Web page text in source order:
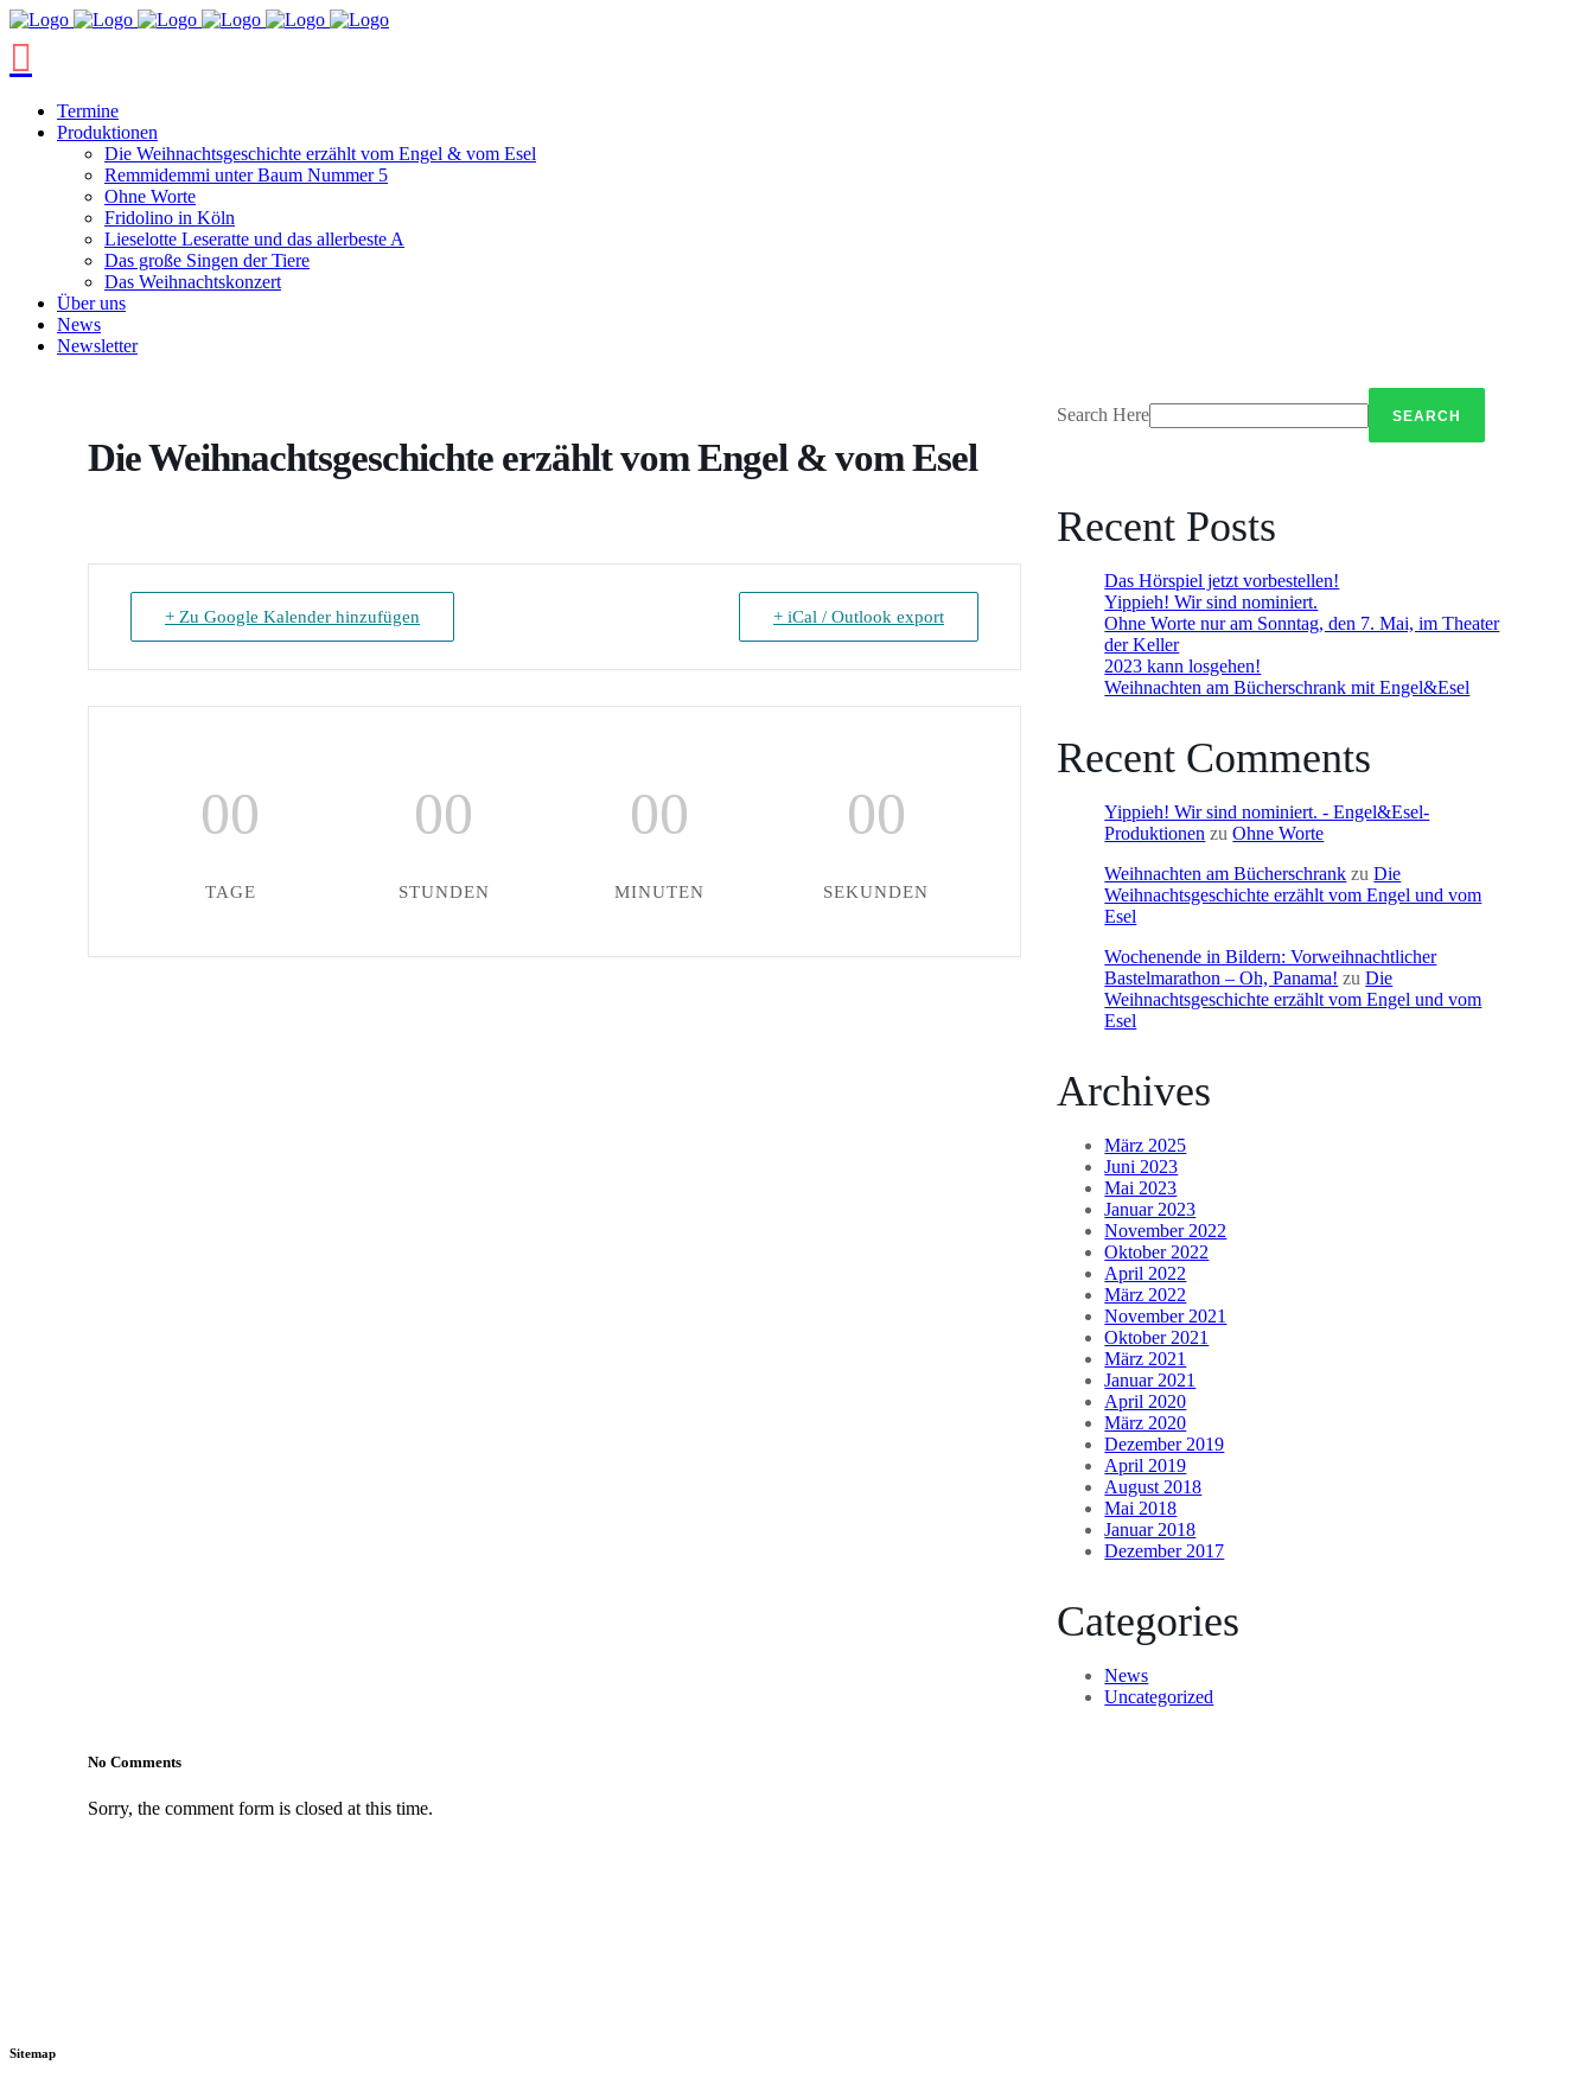
Termine
Produktionen
Die Weihnachtsgeschichte erzählt vom Engel & vom Esel
Remmidemmi unter Baum Nummer 5
Ohne Worte
Fridolino in Köln
Lieselotte Leseratte und das allerbeste A
Das große Singen der Tiere
Das Weihnachtskonzert
Über uns
News
Newsletter
Die Weihnachtsgeschichte erzählt vom Engel & vom Esel
+ Zu Google Kalender hinzufügen + iCal / Outlook export
00
TAGE
00
STUNDEN
00
MINUTEN
00
SEKUNDEN
Search Here
Recent Posts
Das Hörspiel jetzt vorbestellen!
Yippieh! Wir sind nominiert.
Ohne Worte nur am Sonntag, den 7. Mai, im Theater
der Keller
2023 kann losgehen!
Weihnachten am Bücherschrank mit Engel&Esel
Recent Comments
Yippieh! Wir sind nominiert. - Engel&Esel-
Produktionen zuOhne Worte
Weihnachten am Bücherschrank zuDie
Weihnachtsgeschichte erzählt vom Engel und vom
Esel
Wochenende in Bildern: Vorweihnachtlicher
Bastelmarathon – Oh, Panama! zuDie
Weihnachtsgeschichte erzählt vom Engel und vom
Esel
Archives
März 2025
Juni 2023
Mai 2023
Januar 2023
November 2022
Oktober 2022
April 2022
März 2022
November 2021
Oktober 2021
März 2021
Januar 2021
April 2020
März 2020
Dezember 2019
April 2019
August 2018
Mai 2018
Januar 2018
Dezember 2017
Categories
News
Uncategorized
No Comments
Sorry, the comment form is closed at this time.
Sitemap